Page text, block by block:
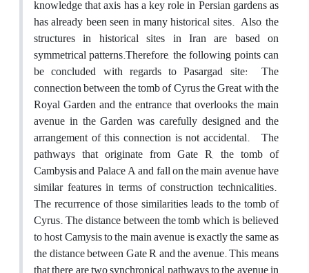
knowledge that axis has a key role in Persian gardens as
has already been seen in many historical sites. Also, the
structures in historical sites in Iran are based on
symmetrical patterns.Therefore, the following points can
be concluded with regards to Pasargad site: The
connection between the tomb of Cyrus the Great with the
Royal Garden and the entrance that overlooks the main
avenue in the Garden was carefully designed and the
arrangement of this connection is not accidental. The
pathways that originate from Gate R, the tomb of
Cambysis and Palace A and fall on the main avenue have
similar features in terms of construction technicalities.
The recurrence of those similarities leads to the tomb of
Cyrus. The distance between the tomb which is believed
to host Camysis to the main avenue is exactly the same as
the distance between Gate R and the avenue. This means